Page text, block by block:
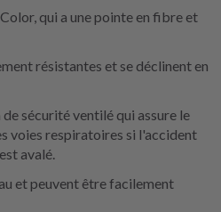
qui a une pointe en fibre et
résistantes et se déclinent en
sécurité ventilé qui assure le
voies respiratoires si l'accident
avalé.
et peuvent être facilement